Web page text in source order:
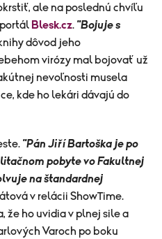
ale na poslednú chvíľu
Blesk.cz. "Bojuje s
dôvod jeho
virózy mal bojovať už
nevoľnosti musela
kde ho lekári dávajú do
"Pán Jiří Bartoška je po
pobyte vo Fakultnej
na štandardnej
v relácii ShowTime.
že ho uvidia v plnej sile a
Varoch po boku